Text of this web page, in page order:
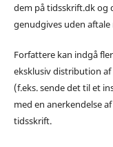
dem på tidsskrift.dk og
genudgives uden
Forfattere kan indgå
eksklusiv distribution
(f.eks. sende det til et
med en anerkendelse
tidsskrift.